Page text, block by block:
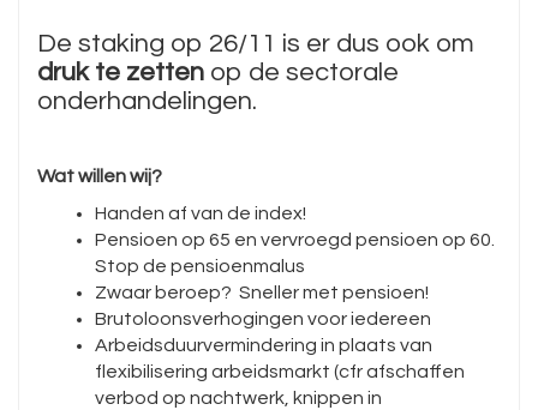
De staking op 26/11 is er dus ook om
druk te zetten op de sectorale
onderhandelingen.
Wat willen wij?
Handen af van de index!
Pensioen op 65 en vervroegd pensioen op 60.
Stop de pensioenmalus
Zwaar beroep? Sneller met pensioen!
Brutoloonsverhogingen voor iedereen
Arbeidsduurvermindering in plaats van
flexibilisering arbeidsmarkt (cfr afschaffen
verbod op nachtwerk, knippen in